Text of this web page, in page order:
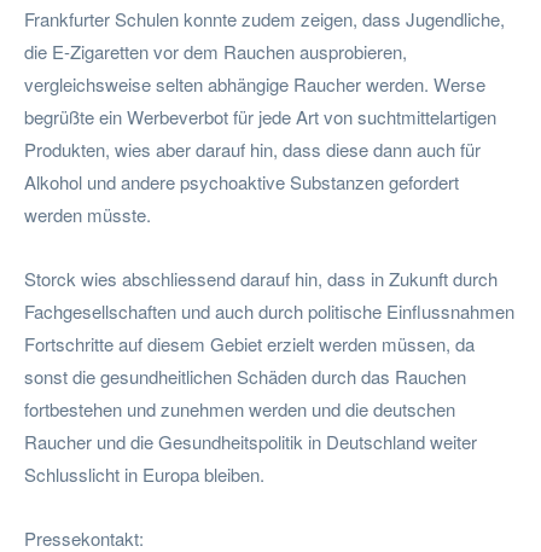
Frankfurter Schulen konnte zudem zeigen, dass Jugendliche,
die E-Zigaretten vor dem Rauchen ausprobieren,
vergleichsweise selten abhängige Raucher werden. Werse
begrüßte ein Werbeverbot für jede Art von suchtmittelartigen
Produkten, wies aber darauf hin, dass diese dann auch für
Alkohol und andere psychoaktive Substanzen gefordert
werden müsste.
Storck wies abschliessend darauf hin, dass in Zukunft durch
Fachgesellschaften und auch durch politische Einflussnahmen
Fortschritte auf diesem Gebiet erzielt werden müssen, da
sonst die gesundheitlichen Schäden durch das Rauchen
fortbestehen und zunehmen werden und die deutschen
Raucher und die Gesundheitspolitik in Deutschland weiter
Schlusslicht in Europa bleiben.
Pressekontakt: